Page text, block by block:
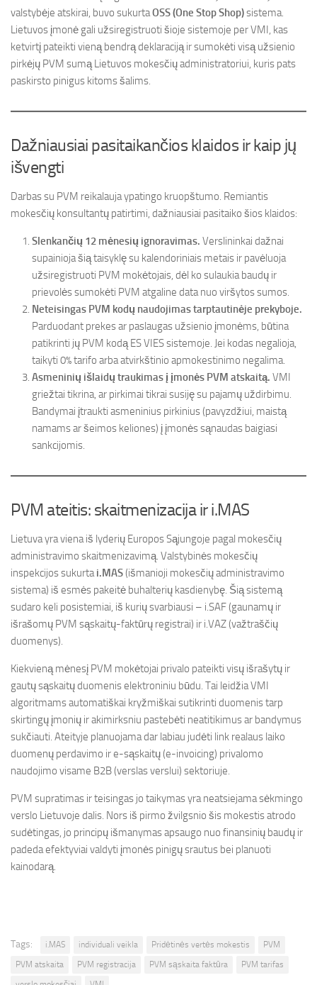
valstybėje atskirai, buvo sukurtaOSS (One Stop Shop)sistema.
Lietuvos įmonė gali užsiregistruoti šioje sistemoje per VMI, kas
ketvirtį pateikti vieną bendrą deklaraciją ir sumokėti visą užsienio
pirkėjų PVM sumą Lietuvos mokesčių administratoriui, kuris pats
paskirsto pinigus kitoms šalims.
Dažniausiai pasitaikančios klaidos ir kaip jų
išvengti
Darbas su PVM reikalauja ypatingo kruopštumo. Remiantis
mokesčių konsultantų patirtimi, dažniausiai pasitaiko šios klaidos:
Slenkančių 12 mėnesių ignoravimas. Verslininkai dažnai
supainioja šią taisyklę su kalendoriniais metais ir pavėluoja
užsiregistruoti PVM mokėtojais, dėl ko sulaukia baudų ir
prievolės sumokėti PVM atgaline data nuo viršytos sumos.
Neteisingas PVM kodų naudojimas tarptautinėje prekyboje.
Parduodant prekes ar paslaugas užsienio įmonėms, būtina
patikrinti jų PVM kodą ES VIES sistemoje. Jei kodas negalioja,
taikyti 0% tarifo arba atvirkštinio apmokestinimo negalima.
Asmeninių išlaidų traukimas į įmonės PVM atskaitą. VMI
griežtai tikrina, ar pirkimai tikrai susiję su pajamų uždirbimu.
Bandymai įtraukti asmeninius pirkinius (pavyzdžiui, maistą
namams ar šeimos keliones) į įmonės sąnaudas baigiasi
sankcijomis.
PVM ateitis: skaitmenizacija ir i.MAS
Lietuva yra viena iš lyderių Europos Sąjungoje pagal mokesčių
administravimo skaitmenizavimą. Valstybinės mokesčių
inspekcijos sukurtai.MAS(išmanioji mokesčių administravimo
sistema) iš esmės pakeitė buhalterių kasdienybę. Šią sistemą
sudaro keli posistemiai, iš kurių svarbiausi – i.SAF (gaunamų ir
išrašomų PVM sąskaitų-faktūrų registrai) ir i.VAZ (važtraščių
duomenys).
Kiekvieną mėnesį PVM mokėtojai privalo pateikti visų išrašytų ir
gautų sąskaitų duomenis elektroniniu būdu. Tai leidžia VMI
algoritmams automatiškai kryžmiškai sutikrinti duomenis tarp
skirtingų įmonių ir akimirksniu pastebėti neatitikimus ar bandymus
sukčiauti. Ateityje planuojama dar labiau judėti link realaus laiko
duomenų perdavimo ir e-sąskaitų (e-invoicing) privalomo
naudojimo visame B2B (verslas verslui) sektoriuje.
PVM supratimas ir teisingas jo taikymas yra neatsiejama sėkmingo
verslo Lietuvoje dalis. Nors iš pirmo žvilgsnio šis mokestis atrodo
sudėtingas, jo principų išmanymas apsaugo nuo finansinių baudų ir
padeda efektyviai valdyti įmonės pinigų srautus bei planuoti
kainodarą.
Tags: i.MAS individuali veikla Pridėtinės vertės mokestis
PVM
PVM atskaita
PVM registracija PVM sąskaita faktūra
PVM tarifas